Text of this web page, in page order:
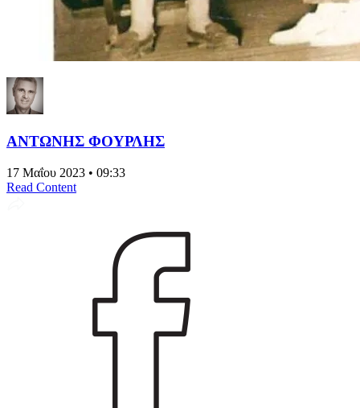
ΑΝΤΩΝΗΣ ΦΟΥΡΛΗΣ
17 Μαΐου 2023 • 09:33
Read Content